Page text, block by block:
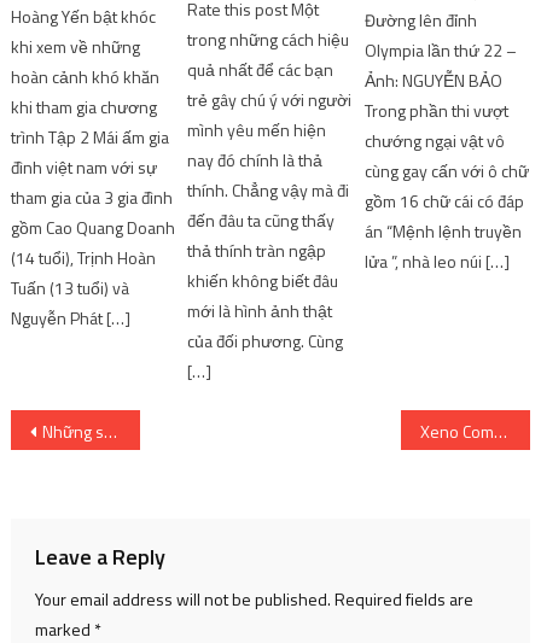
Hoàng Yến bật khóc
khi xem về những
hoàn cảnh khó khăn
khi tham gia chương
trình Tập 2 Mái ấm gia
đình việt nam với sự
tham gia của 3 gia đình
gồm Cao Quang Doanh
(14 tuổi), Trịnh Hoàn
Tuấn (13 tuổi) và
Nguyễn Phát […]
Rate this post Một
trong những cách hiệu
quả nhất để các bạn
trẻ gây chú ý với người
mình yêu mến hiện
nay đó chính là thả
thính. Chẳng vậy mà đi
đến đâu ta cũng thấy
thả thính tràn ngập
khiến không biết đâu
mới là hình ảnh thật
của đối phương. Cùng
[…]
Đường lên đỉnh
Olympia lần thứ 22 –
Ảnh: NGUYỄN BẢO
Trong phần thi vượt
chướng ngại vật vô
cùng gay cấn với ô chữ
gồm 16 chữ cái có đáp
án “Mệnh lệnh truyền
lửa ”, nhà leo núi […]
Post
Những sai lầm khi làm giếng trời Xeno Command là món ăn “chống mệt” cho game thủ
Leave a Reply
Your email address will not be published.Required fields are
marked *